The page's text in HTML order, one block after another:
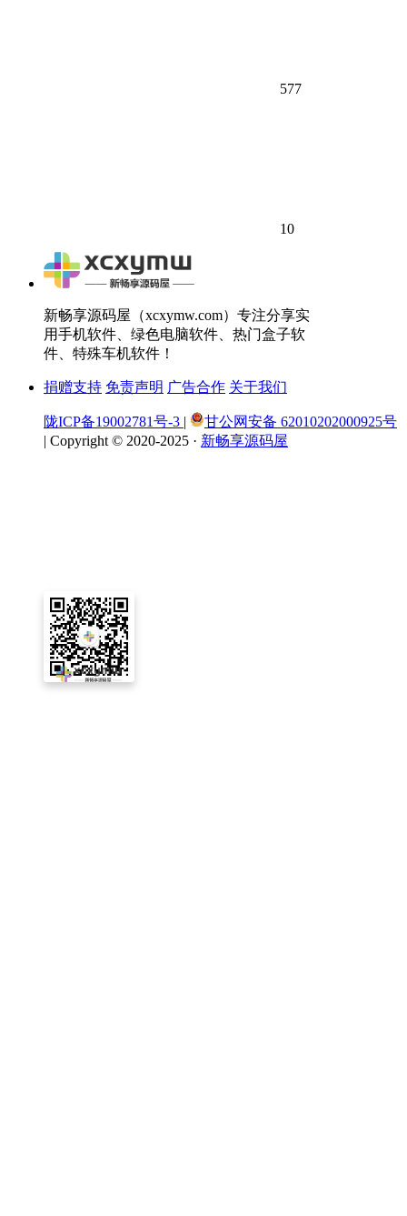
577
10
新畅享源码屋（xcxymw.com）专注分享实
用手机软件、绿色电脑软件、热门盒子软
件、特殊车机软件！
捐赠支持 免责声明 广告合作 关于我们
陇ICP备19002781号-3 |
甘公网安备 62010202000925号
| Copyright © 2020-2025 · 新畅享源码屋